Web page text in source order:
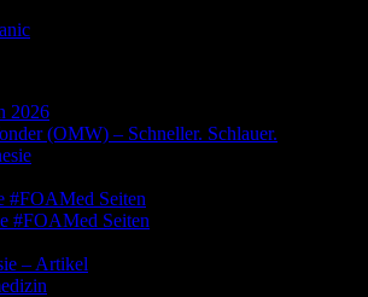
2026
(OMW) – Schneller. Schlauer.
#FOAMed Seiten
#FOAMed Seiten
– Artikel